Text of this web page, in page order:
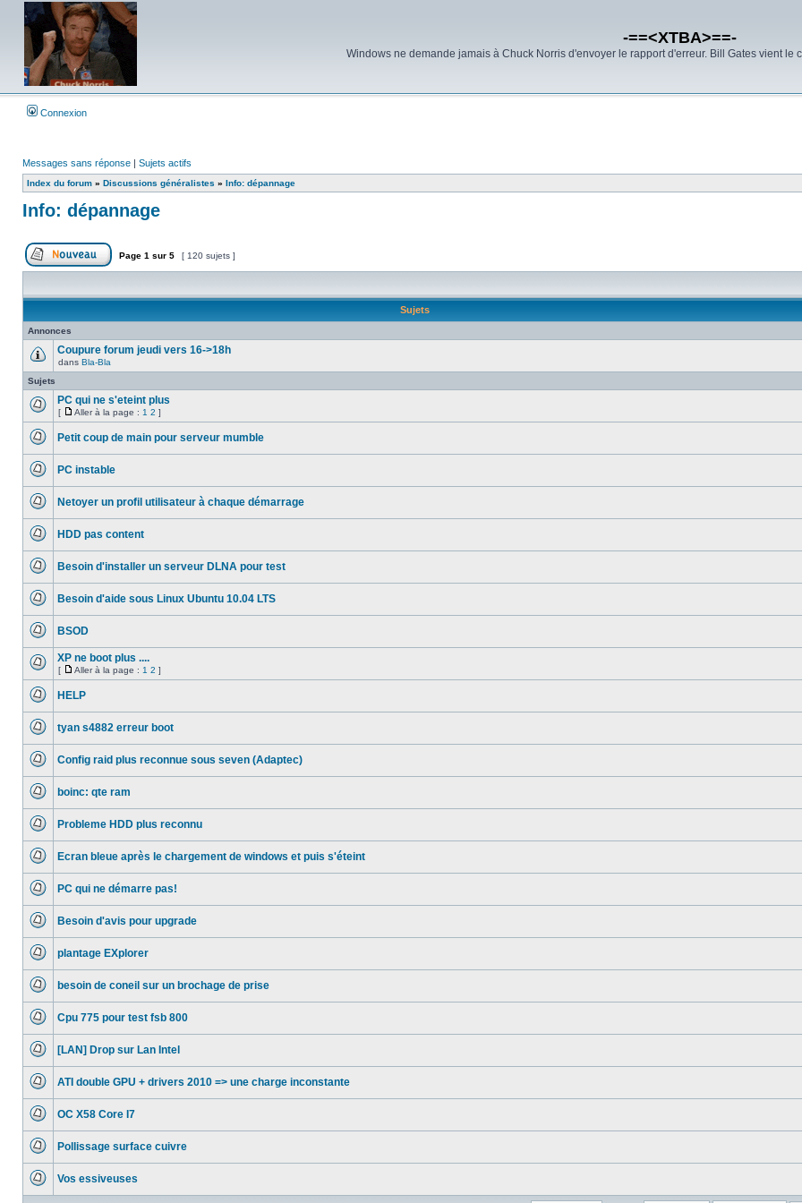
-==<XTBA>==-
Windows ne demande jamais à Chuck Norris d'envoyer le rapport d'erreur. Bill Gates vient le
Connexion
Messages sans réponse | Sujets actifs
Index du forum » Discussions généralistes » Info: dépannage
Info: dépannage
Poster un nouveau sujet
Page 1 sur 5 [ 120 sujets ]
Sujets
Annonces
Aucun
message
non
Coupure forum jeudi vers 16->18h
dans Bla-Bla
Sujets
Aucun
non
PC qui ne s'eteint plus
[
Aller
la
Aller à la page : 1 2 ]
non
Petit coup de main pour serveur mumble
non
PC instable
non
Netoyer un profil utilisateur à chaque démarrage
non
HDD pas content
non
Besoin d'installer un serveur DLNA pour test
non
Besoin d'aide sous Linux Ubuntu 10.04 LTS
message
non
BSOD
Aucun
non
XP ne boot plus ....
[
Aller
la
Aller à la page : 1 2 ]
non
HELP
non
tyan s4882 erreur boot
non
Config raid plus reconnue sous seven (Adaptec)
non
boinc: qte ram
non
Probleme HDD plus reconnu
non
Ecran bleue après le chargement de windows et puis s'éteint
non
PC qui ne démarre pas!
non
Besoin d'avis pour upgrade
non
plantage EXplorer
non
besoin de coneil sur un brochage de prise
non
Cpu 775 pour test fsb 800
non
[LAN] Drop sur Lan Intel
non
ATI double GPU + drivers 2010 => une charge inconstante
non
OC X58 Core I7
non
Pollissage surface cuivre
Vos essiveuses